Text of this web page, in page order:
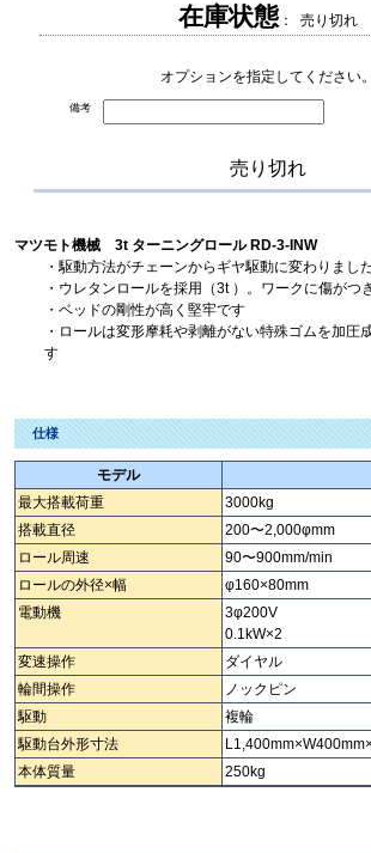
在庫状態： 売り切れ
オプションを指定してください。
備考
売り切れ
マツモト機械 3t ターニングロール RD-3-INW
・駆動方法がチェーンからギヤ駆動に変わりまし
・ウレタンロールを採用（3t ）。ワークに傷がつ
・ベッドの剛性が高く堅牢です
・ロールは変形摩耗や剥離がない特殊ゴムを加圧
す
仕様
モデル
最大搭載荷重
3000kg
搭載直径
200〜2,000φmm
ロール周速
90〜900mm/min
ロールの外径×幅
φ160×80mm
電動機
3φ200V
0.1kW×2
変速操作
ダイヤル
輪間操作
ノックピン
駆動
複輪
駆動台外形寸法
本体質量
250kg